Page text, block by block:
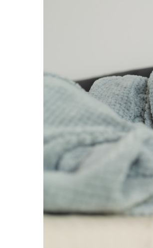
Lenjerii De Pat Bumbac Poplin,
Matlasate, 2 Persoane
Lenjerii De Pat Bumbac Satinat 2
Lenjerii De Pat Volanase
Lenjerii De Pat, Finet Premium 3D,
2 Persoane
Lenjerii De Pat Jacquard
Set Lenjerie De Pat Blana
Artificiala De Iepure, 6 Piese, 2